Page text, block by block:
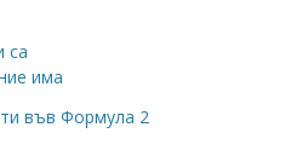
са
има
във Формула 2